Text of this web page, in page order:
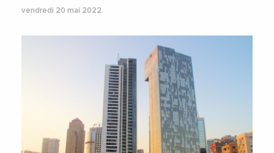
vendredi 20 mai 2022